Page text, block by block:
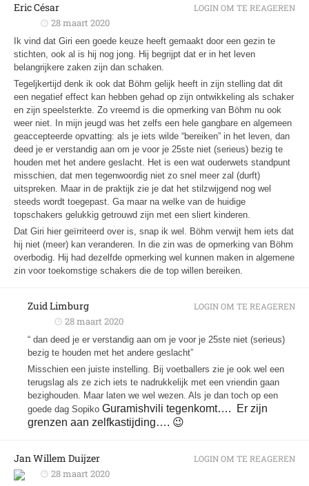
Eric César
28 maart 2020
Ik vind dat Giri een goede keuze heeft gemaakt door een gezin te
stichten, ook al is hij nog jong. Hij begrijpt dat er in het leven
belangrijkere zaken zijn dan schaken.
Tegeljkertijd denk ik ook dat Böhm gelijk heeft in zijn stelling dat dit
een negatief effect kan hebben gehad op zijn ontwikkeling als schaker
en zijn speelsterkte. Zo vreemd is die opmerking van Böhm nu ook
weer niet. In mijn jeugd was het zelfs een hele gangbare en algemeen
geaccepteerde opvatting: als je iets wilde “bereiken” in het leven, dan
deed je er verstandig aan om je voor je 25ste niet (serieus) bezig te
houden met het andere geslacht. Het is een wat ouderwets standpunt
misschien, dat men tegenwoordig niet zo snel meer zal (durft)
uitspreken. Maar in de praktijk zie je dat het stilzwijgend nog wel
steeds wordt toegepast. Ga maar na welke van de huidige
topschakers gelukkig getrouwd zijn met een sliert kinderen.
Dat Giri hier geïrriteerd over is, snap ik wel. Böhm verwijt hem iets dat
hij niet (meer) kan veranderen. In die zin was de opmerking van Böhm
overbodig. Hij had dezelfde opmerking wel kunnen maken in algemene
zin voor toekomstige schakers die de top willen bereiken.
LOGIN OM TE REAGEREN
Zuid Limburg
28 maart 2020
“ dan deed je er verstandig aan om je voor je 25ste niet (serieus)
bezig te houden met het andere geslacht”
Misschien een juiste instelling. Bij voetballers zie je ook wel een
terugslag als ze zich iets te nadrukkelijk met een vriendin gaan
bezighouden. Maar laten we wel wezen. Als je dan toch op een
goede dag Sopiko Guramishvili tegenkomt…. Er zijn
grenzen aan zelfkastijding…. 😉
LOGIN OM TE REAGEREN
Jan Willem Duijzer
28 maart 2020
LOGIN OM TE REAGEREN